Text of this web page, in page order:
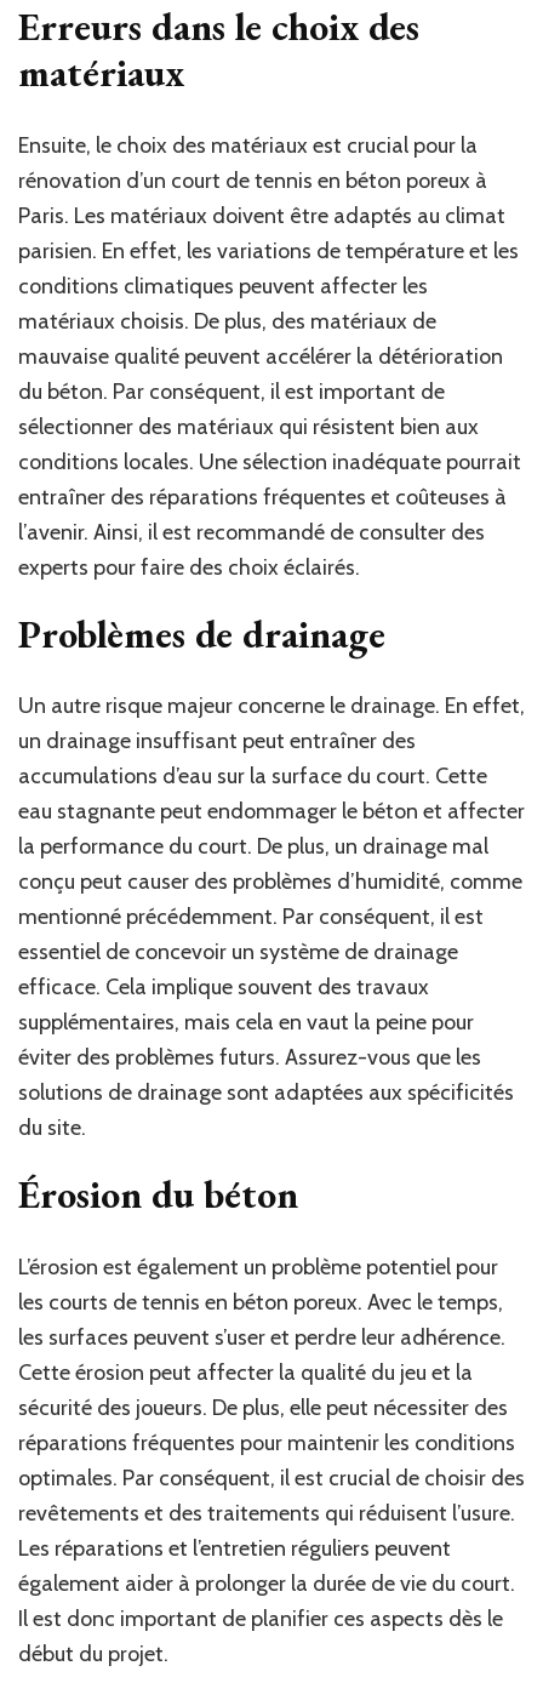
Erreurs dans le choix des
matériaux
Ensuite, le choix des matériaux est crucial pour la
rénovation d’un court de tennis en béton poreux à
Paris. Les matériaux doivent être adaptés au climat
parisien. En effet, les variations de température et les
conditions climatiques peuvent affecter les
matériaux choisis. De plus, des matériaux de
mauvaise qualité peuvent accélérer la détérioration
du béton. Par conséquent, il est important de
sélectionner des matériaux qui résistent bien aux
conditions locales. Une sélection inadéquate pourrait
entraîner des réparations fréquentes et coûteuses à
l’avenir. Ainsi, il est recommandé de consulter des
experts pour faire des choix éclairés.
Problèmes de drainage
Un autre risque majeur concerne le drainage. En effet,
un drainage insuffisant peut entraîner des
accumulations d’eau sur la surface du court. Cette
eau stagnante peut endommager le béton et affecter
la performance du court. De plus, un drainage mal
conçu peut causer des problèmes d’humidité, comme
mentionné précédemment. Par conséquent, il est
essentiel de concevoir un système de drainage
efficace. Cela implique souvent des travaux
supplémentaires, mais cela en vaut la peine pour
éviter des problèmes futurs. Assurez-vous que les
solutions de drainage sont adaptées aux spécificités
du site.
Érosion du béton
L’érosion est également un problème potentiel pour
les courts de tennis en béton poreux. Avec le temps,
les surfaces peuvent s’user et perdre leur adhérence.
Cette érosion peut affecter la qualité du jeu et la
sécurité des joueurs. De plus, elle peut nécessiter des
réparations fréquentes pour maintenir les conditions
optimales. Par conséquent, il est crucial de choisir des
revêtements et des traitements qui réduisent l’usure.
Les réparations et l’entretien réguliers peuvent
également aider à prolonger la durée de vie du court.
Il est donc important de planifier ces aspects dès le
début du projet.